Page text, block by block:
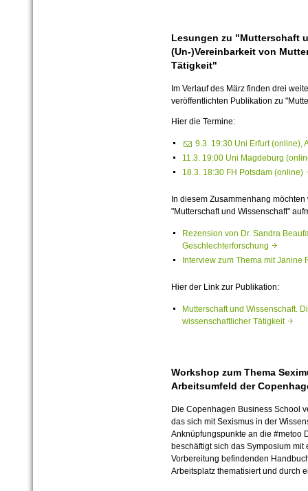
Lesungen zu "Mutterschaft
(Un-)Vereinbarkeit von
Tätigkeit"
Im Verlauf des März finden drei
veröffentlichten Publikation zu
Hier die Termine:
9.3. 19:30 Uni Erfurt (online),
11.3. 19:00 Uni Magdeburg
18.3. 18:30 FH Potsdam
In diesem Zusammenhang
"Mutterschaft und Wissenschaft"
Rezension von Dr. Sandra
Geschlechterforschung
Interview zum Thema mit
Hier der Link zur Publikation:
Mutterschaft und Wissenschaft.
wissenschaftlicher Tätigkeit
Workshop zum Thema
Arbeitsumfeld der
Die Copenhagen Business School
das sich mit Sexismus in der
Anknüpfungspunkte an die #metoo
beschäftigt sich das Symposium
Vorbereitung befindenden
Arbeitsplatz thematisiert und durch